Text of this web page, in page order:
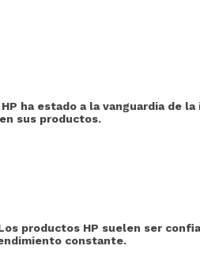
ha estado a la vanguardia de
sus productos.
productos HP suelen ser
constante.